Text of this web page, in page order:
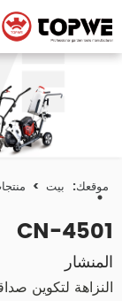
موقعك: بيت >
CN-4501
المنشار
النزاهة لتكوين